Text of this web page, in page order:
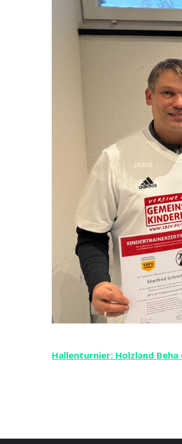
Beitragsnavigation
Hallenturnier: Holzland Beha